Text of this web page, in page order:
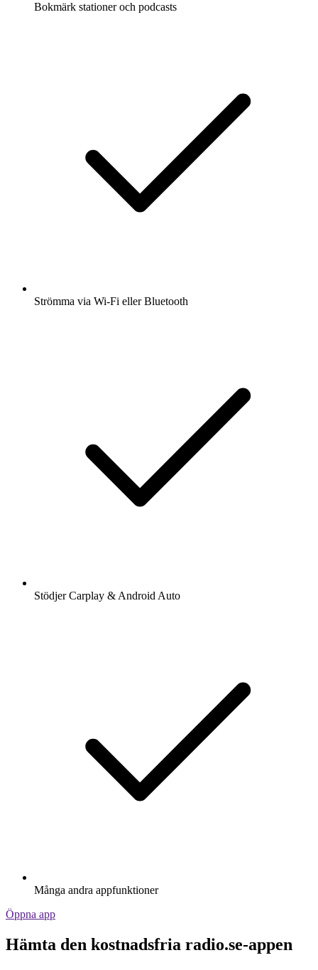
Bokmärk stationer och podcasts
Strömma via Wi-Fi eller Bluetooth
Stödjer Carplay & Android Auto
Många andra appfunktioner
Öppna app
Hämta den kostnadsfria radio.se-appen